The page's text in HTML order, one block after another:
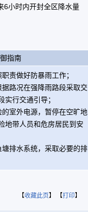
6小时内开封全区降水量
指南
责做好防暴雨工作；
路况在强降雨路段采取交
实行交通引导；
室外电源，暂停在空旷地
地带人员和危房居民到安
排水系统，采取必要的排
【收藏此页】 【打印】